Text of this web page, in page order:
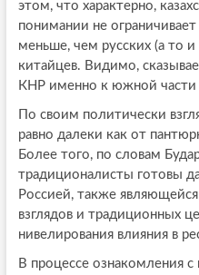
этом, что характерно,
понимании не
меньше, чем русских (а то
китайцев. Видимо,
КНР именно к южной части
По своим политически
равно далеки как от
Более того, по словам
традиционалисты готовы
Россией, также
взглядов и традиционных
нивелирования влияния в
В процессе ознакомления с